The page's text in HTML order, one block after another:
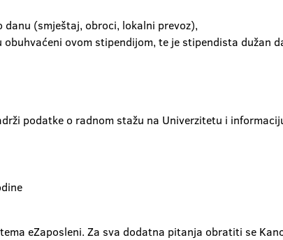
(smještaj, obroci, lokalni prevoz),
ovom stipendijom, te je stipendista dužan
podatke o radnom stažu na Univerzitetu i
eZaposleni. Za sva dodatna pitanja obratiti se